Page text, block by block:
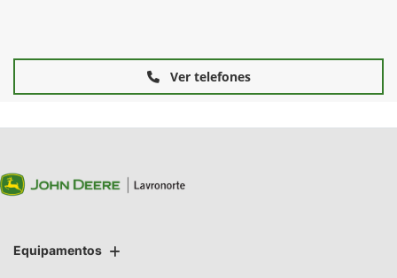
Ver telefones
Equipamentos